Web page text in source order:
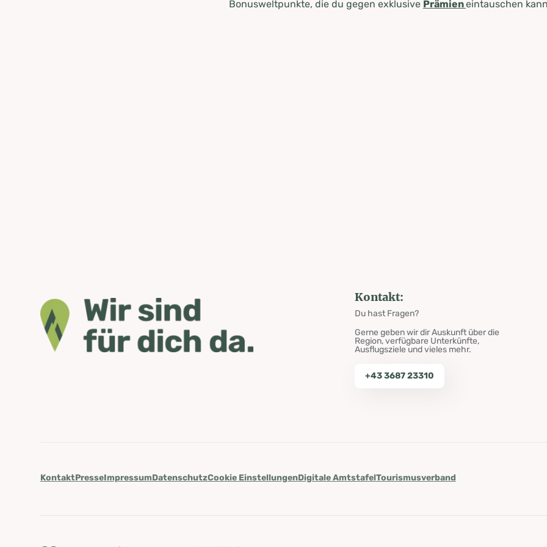
Bonusweltpunkte, die du gegen exklusive Prämieneintauschen
Kontakt:
Du hast Fragen?
Gerne geben wir dir Auskunft über die
Region, verfügbare Unterkünfte,
Ausflugsziele und vieles mehr.
+43 3687 23310
KontaktPresseImpressumDatenschutzCookie EinstellungenDigitale AmtstafelTourismusverband